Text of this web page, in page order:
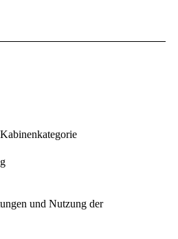
und Nutzung der